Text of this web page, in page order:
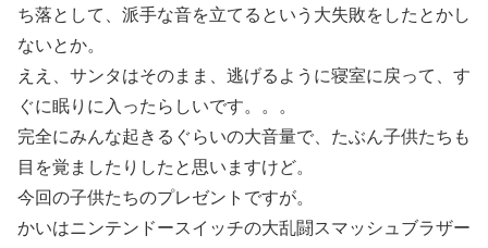
ち落として、派手な音を立てるという大失敗をしたとかし
ないとか。
ええ、サンタはそのまま、逃げるように寝室に戻って、す
ぐに眠りに入ったらしいです。。。
完全にみんな起きるぐらいの大音量で、たぶん子供たちも
目を覚ましたりしたと思いますけど。
今回の子供たちのプレゼントですが。
かいはニンテンドースイッチの大乱闘スマッシュブラザー